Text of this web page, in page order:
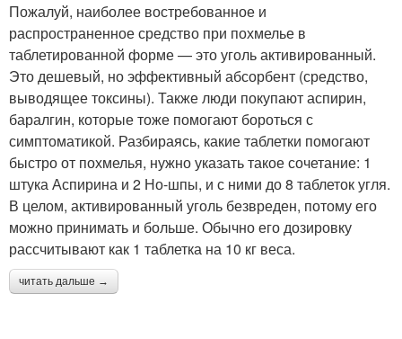
Пожалуй, наиболее востребованное и
распространенное средство при похмелье в
таблетированной форме — это уголь активированный.
Это дешевый, но эффективный абсорбент (средство,
выводящее токсины). Также люди покупают аспирин,
баралгин, которые тоже помогают бороться с
симптоматикой. Разбираясь, какие таблетки помогают
быстро от похмелья, нужно указать такое сочетание: 1
штука Аспирина и 2 Но-шпы, и с ними до 8 таблеток угля.
В целом, активированный уголь безвреден, потому его
можно принимать и больше. Обычно его дозировку
рассчитывают как 1 таблетка на 10 кг веса.
читать дальше →